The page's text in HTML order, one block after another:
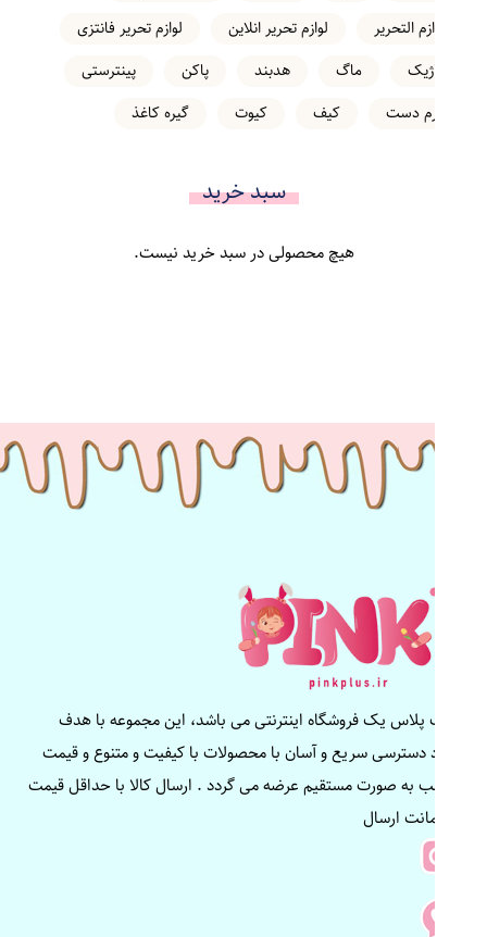
لوازم التحریر
لوازم تحریر انلاین
لوازم تحریر فانتزی
ماژیک
ماگ هدبند پاکن
پینترستی
کرم دست
کیف کیوت گیره کاغذ
سبد خرید
هیچ محصولی در سبد خرید نیست.
پینک پلاس یک فروشگاه اینترنتی می باشد، این مجموعه با هدف
ایجاد دسترسی سریع و آسان با محصولات با کیفیت و متنوع و قیمت
مناسب به صورت مستقیم عرضه می گردد . ارسال کالا با حداقل قیمت
و ضمانت ارسال